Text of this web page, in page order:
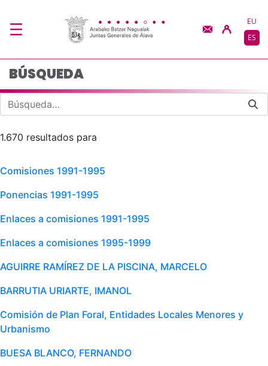
Búsqueda - JJGG-
EU
ES
BÚSQUEDA
1.670 resultados para
Comisiones 1991-1995
Ponencias 1991-1995
Enlaces a comisiones 1991-1995
Enlaces a comisiones 1995-1999
AGUIRRE RAMÍREZ DE LA PISCINA, MARCELO
BARRUTIA URIARTE, IMANOL
Comisión de Plan Foral, Entidades Locales Menores y
Urbanismo
BUESA BLANCO, FERNANDO